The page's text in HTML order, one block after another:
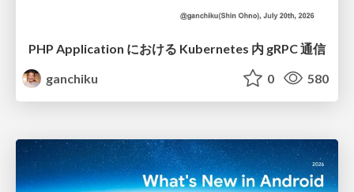
PHP Application における Kubernetes 内 gRPC 通信
ganchiku
0 580